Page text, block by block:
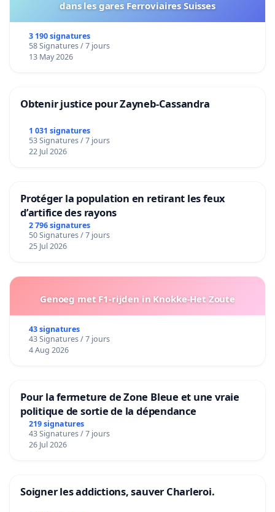
dans les gares Ferroviaires Suisses
3 190 signatures
58 Signatures / 7 jours
13 May 2026
Obtenir justice pour Zayneb-Cassandra
1 031 signatures
53 Signatures / 7 jours
22 Jul 2026
Protéger la population en retirant les feux
d’artifice des rayons
2 796 signatures
50 Signatures / 7 jours
25 Jul 2026
Genoeg met F1-rijden in Knokke-Het Zoute
43 signatures
43 Signatures / 7 jours
4 Aug 2026
Pour la fermeture de Zone Bleue et une vraie
politique de sortie de la dépendance
219 signatures
43 Signatures / 7 jours
26 Jul 2026
Soigner les addictions, sauver Charleroi.